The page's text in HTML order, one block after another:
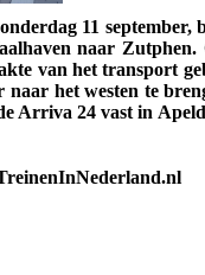
11 september,
naar
van het transport
het westen te
Arriva 24 vast in